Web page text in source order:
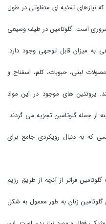
که نیازهای تغذیه ای متفاوتی در طول
است. گلوتامین در طیف وسیعی
به میزان قابل توجهی وجود دارد.
لبنی، حبوبات، کلم، اسفناج و
پروتئین های موجود در این مواد
از جمله گلوتامین تجزیه می گردند.
که به دنبال رویکردی جامع برای
فراتر از آنچه از طریق رژیم
زنان به طور معمول به شکل